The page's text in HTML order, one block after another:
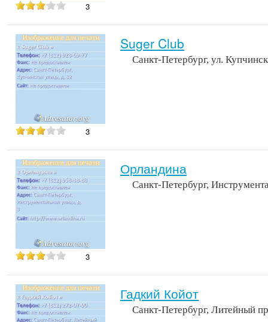
3
3
Suger Club
Санкт-Петербург, ул.
3
Орландина
Санкт-Петербург,
Гадкий Койот
Санкт-Петербург, Литейный